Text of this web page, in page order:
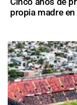
propia madre